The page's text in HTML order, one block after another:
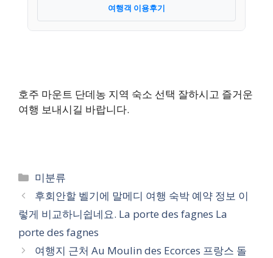
여행객 이용후기
호주 마운트 단데농 지역 숙소 선택 잘하시고 즐거운
여행 보내시길 바랍니다.
카
테
고
리
미분류
후회안할 벨기에 말메디 여행 숙박 예약 정보 이
렇게 비교하니쉽네요. La porte des fagnes La
porte des fagnes
여행지 근처 Au Moulin des Ecorces 프랑스 돌